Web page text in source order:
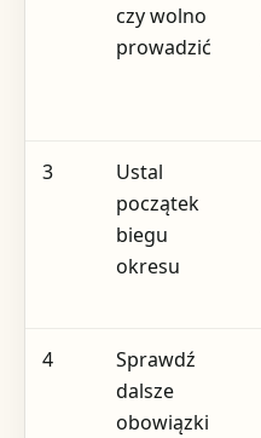
czy wolno
prowadzić
3
Ustal
początek
biegu
okresu
4
Sprawdź
dalsze
obowiązki